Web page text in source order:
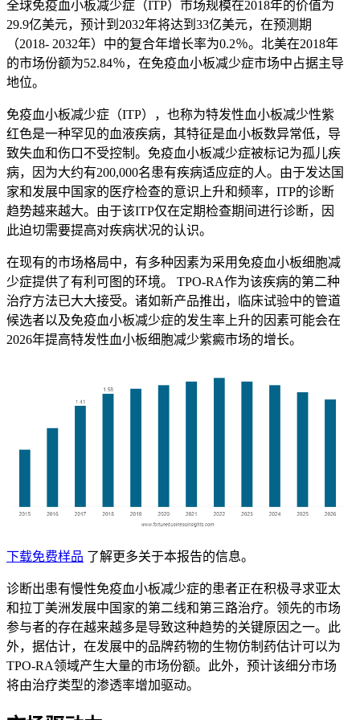
全球免疫血小板减少症（ITP）市场规模在2018年的价值为
29.9亿美元，预计到2032年将达到33亿美元，在预测期
（2018- 2032年）中的复合年增长率为0.2％。北美在2018年
的市场份额为52.84％，在免疫血小板减少症市场中占据主导
地位。
免疫血小板减少症（ITP），也称为特发性血小板减少性紫
红色是一种罕见的血液疾病，其特征是血小板数异常低，导
致失血和伤口不受控制。免疫血小板减少症被标记为孤儿疾
病，因为大约有200,000名患有疾病适应症的人。由于发达国
家和发展中国家的医疗检查的意识上升和频率，ITP的诊断
趋势越来越大。由于该ITP仅在定期检查期间进行诊断，因
此迫切需要提高对疾病状况的认识。
在现有的市场格局中，有多种因素为采用免疫血小板细胞减
少症提供了有利可图的环境。 TPO-RA作为该疾病的第二种
治疗方法已大大接受。诸如新产品推出，临床试验中的管道
候选者以及免疫血小板减少症的发生率上升的因素可能会在
2026年提高特发性血小板细胞减少紫癜市场的增长。
下载免费样品 了解更多关于本报告的信息。
诊断出患有慢性免疫血小板减少症的患者正在积极寻求亚太
和拉丁美洲发展中国家的第二线和第三路治疗。领先的市场
参与者的存在越来越多是导致这种趋势的关键原因之一。此
外，据估计，在发展中的品牌药物的生物仿制药估计可以为
TPO-RA领域产生大量的市场份额。此外，预计该细分市场
将由治疗类型的渗透率增加驱动。